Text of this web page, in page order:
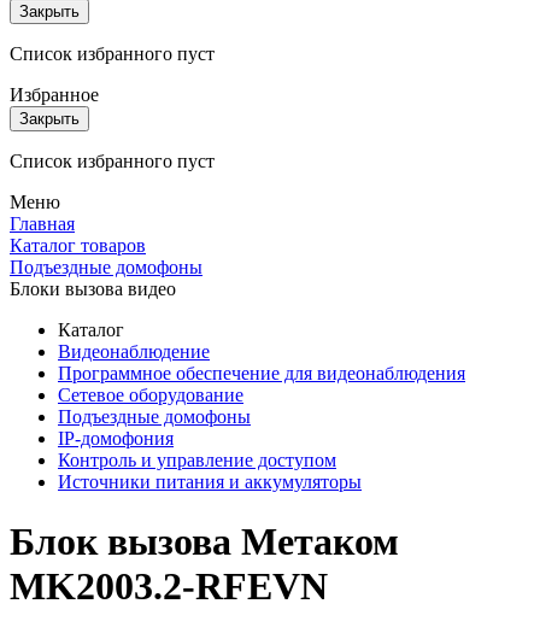
Закрыть
Список избранного пуст
Избранное
Закрыть
Список избранного пуст
Меню
Главная
Каталог товаров
Подъездные домофоны
Блоки вызова видео
Каталог
Видеонаблюдение
Программное обеспечение для видеонаблюдения
Сетевое оборудование
Подъездные домофоны
IP-домофония
Контроль и управление доступом
Источники питания и аккумуляторы
Блок вызова Метаком
MK2003.2-RFEVN